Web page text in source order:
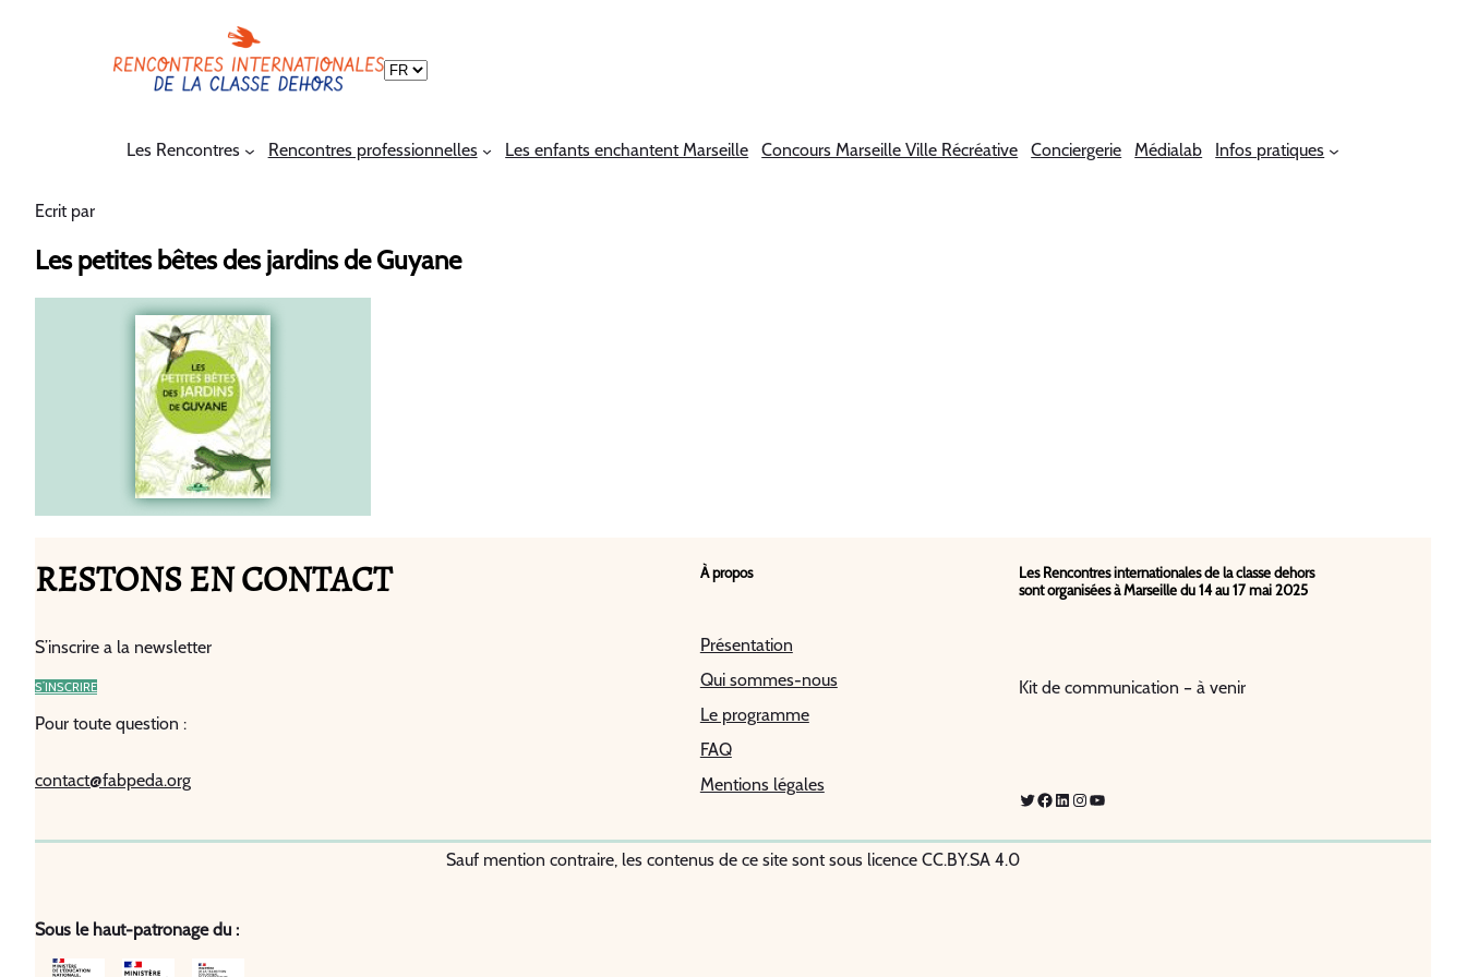
Choisir
Les Rencontres
Rencontres professionnelles Les enfants enchantent Marseille Concours Marseille Ville Récréative Conciergerie Médialab Infos pratiques
Ecrit par
Les petites bêtes des jardins de Guyane
RESTONS EN CONTACT
S’inscrire a la newsletter
S’INSCRIRE
Pour toute question :
contact@fabpeda.org
À propos
Présentation
Qui sommes-nous
Le programme
FAQ
Mentions légales
Les Rencontres internationales de la classe dehors
sont organisées à Marseille du 14 au 17 mai 2025
Kit de communication – à venir
Twitter
Facebook
LinkedIn
Instagram
YouTube
Sauf mention contraire, les contenus de ce site sont sous licence CC.BY.SA 4.0
Sous le haut-patronage du :